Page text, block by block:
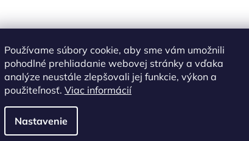
Používame súbory cookie, aby sme vám umožnili
pohodlné prehliadanie webovej stránky a vďaka
analýze neustále zlepšovali jej funkcie, výkon a
použiteľnosť. Viac informácií
Nastavenie
platby
. Všetky práva vyhradené.